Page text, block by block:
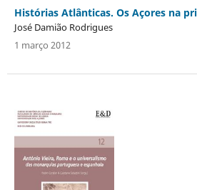
Histórias Atlânticas. Os Açores na
José Damião Rodrigues
1 março 2012